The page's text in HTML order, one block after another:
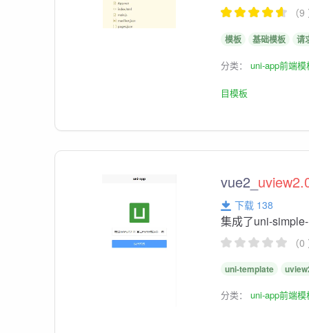
（
模板 基础模板 请
分类：uni-app前端模
目模板
vue2_
下载 138
集成了uni-
（
uni-template
分类：uni-app前端模